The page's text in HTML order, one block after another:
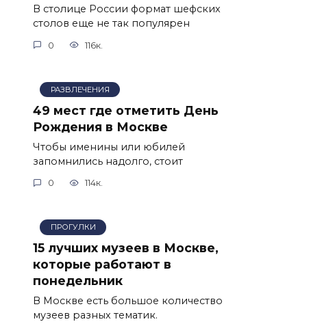
В столице России формат шефских
столов еще не так популярен
0 116к.
РАЗВЛЕЧЕНИЯ
49 мест где отметить День
Рождения в Москве
Чтобы именины или юбилей
запомнились надолго, стоит
0 114к.
ПРОГУЛКИ
15 лучших музеев в Москве,
которые работают в
понедельник
В Москве есть большое количество
музеев разных тематик.